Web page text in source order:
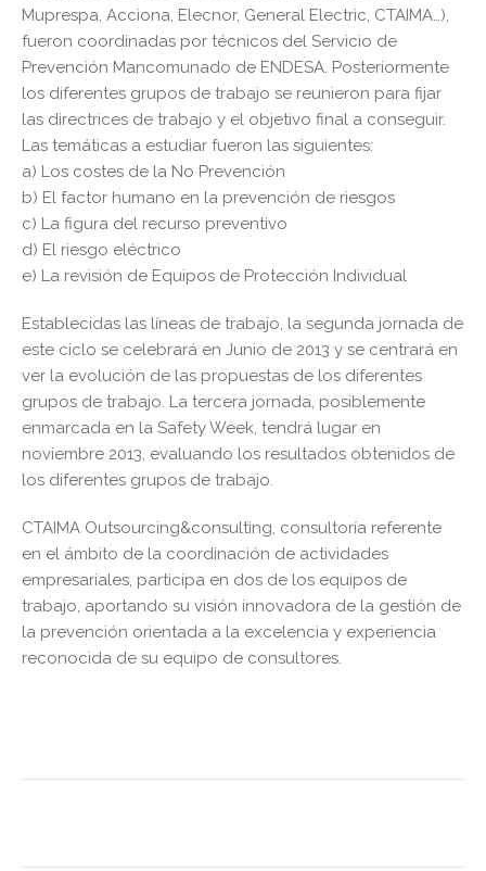
Muprespa, Acciona, Elecnor, General Electric, CTAIMA…),
fueron coordinadas por técnicos del Servicio de
Prevención Mancomunado de ENDESA. Posteriormente
los diferentes grupos de trabajo se reunieron para fijar
las directrices de trabajo y el objetivo final a conseguir.
Las temáticas a estudiar fueron las siguientes:
a) Los costes de la No Prevención
b) El factor humano en la prevención de riesgos
c) La figura del recurso preventivo
d) El riesgo eléctrico
e) La revisión de Equipos de Protección Individual
Establecidas las líneas de trabajo, la segunda jornada de
este ciclo se celebrará en Junio de 2013 y se centrará en
ver la evolución de las propuestas de los diferentes
grupos de trabajo. La tercera jornada, posiblemente
enmarcada en la Safety Week, tendrá lugar en
noviembre 2013, evaluando los resultados obtenidos de
los diferentes grupos de trabajo.
CTAIMA Outsourcing&consulting, consultoría referente
en el ámbito de la coordinación de actividades
empresariales, participa en dos de los equipos de
trabajo, aportando su visión innovadora de la gestión de
la prevención orientada a la excelencia y experiencia
reconocida de su equipo de consultores.